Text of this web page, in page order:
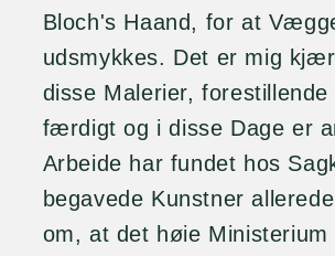
Bloch's Haand, for at
udsmykkes. Det er mig
disse Malerier,
færdigt og i disse Dage er
Arbeide har fundet hos
begavede Kunstner
om, at det høie